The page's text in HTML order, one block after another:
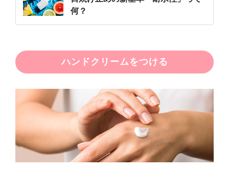
何？
ハンドクリームをつける